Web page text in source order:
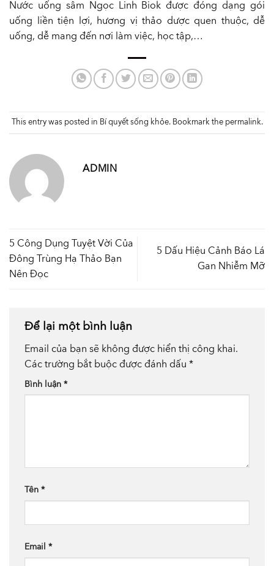
Nước uống sâm Ngọc Linh Biok được đóng dạng gói
uống liền tiện lợi, hương vị thảo dược quen thuộc, dễ
uống, dễ mang đến nơi làm việc, học tập,…
This entry was posted in Bí quyết sống khỏe. Bookmark the permalink.
ADMIN
5 Công Dụng Tuyệt Vời Của
Đông Trùng Hạ Thảo Bạn
Nên Đọc
5 Dấu Hiệu Cảnh Báo Lá
Gan Nhiễm Mỡ
Để lại một bình luận
Email của bạn sẽ không được hiển thị công khai.
Các trường bắt buộc được đánh dấu *
Bình luận *
Tên *
Email *